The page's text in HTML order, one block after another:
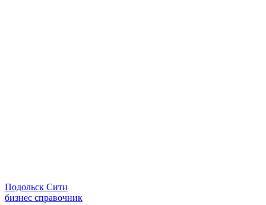
Подольск Сити
бизнес справочник